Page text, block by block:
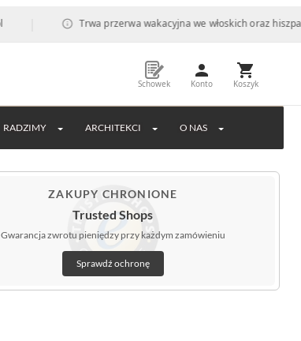
Trwa przerwa wakacyjna we włoskich oraz
Schowek Konto Koszyk
RADZIMY ARCHITEKCI O NAS
ZAKUPY CHRONIONE
Trusted Shops
Gwarancja zwrotu pieniędzy przy każdym zamówieniu
Sprawdź ochronę